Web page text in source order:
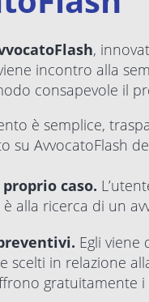
,
incontro alla
consapevole il
è semplice,
su AvvocatoFlash
caso.
alla ricerca di un
Egli
scelti in relazione
gratuitamente